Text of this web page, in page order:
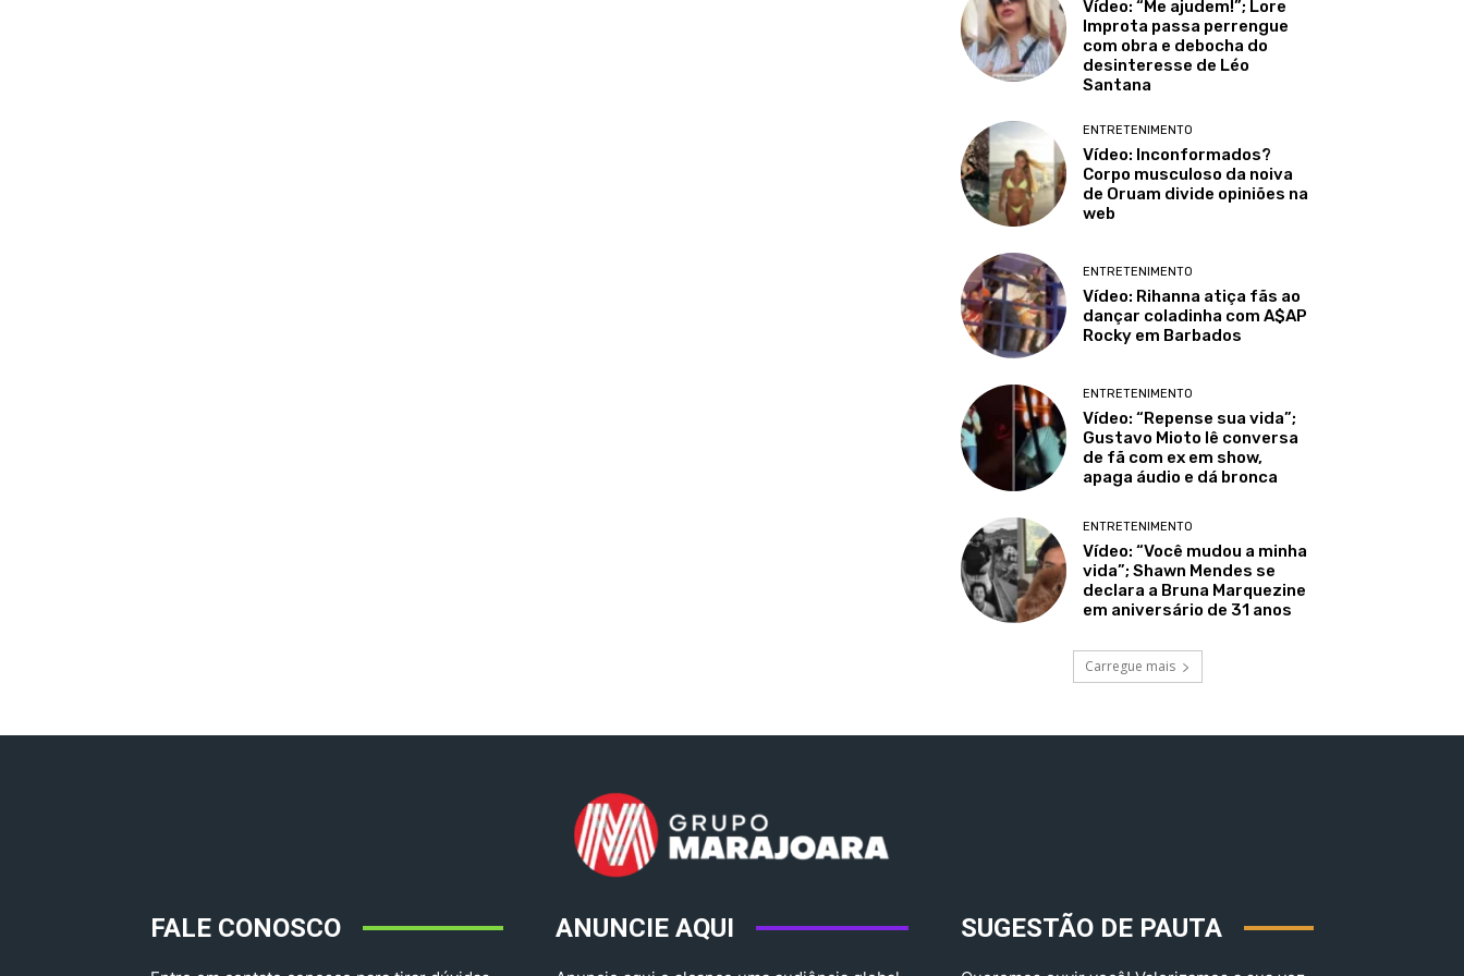
Vídeo: “Me ajudem!”; Lore
Improta passa perrengue
com obra e debocha do
desinteresse de Léo
Santana
ENTRETENIMENTO
Vídeo: Inconformados?
Corpo musculoso da noiva
de Oruam divide opiniões na
web
ENTRETENIMENTO
Vídeo: Rihanna atiça fãs ao
dançar coladinha com A$AP
Rocky em Barbados
ENTRETENIMENTO
Vídeo: “Repense sua vida”;
Gustavo Mioto lê conversa
de fã com ex em show,
apaga áudio e dá bronca
ENTRETENIMENTO
Vídeo: “Você mudou a minha
vida”; Shawn Mendes se
declara a Bruna Marquezine
em aniversário de 31 anos
Carregue mais
FALE CONOSCO ANUNCIE AQUI SUGESTÃO DE PAUTA